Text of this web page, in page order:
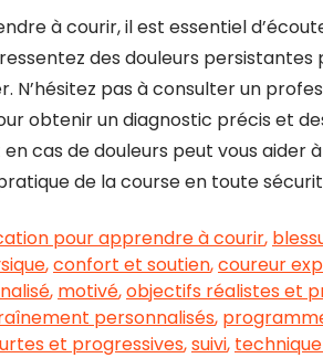
à courir, il est essentiel
des douleurs
pas à consulter un
obtenir un diagnostic précis et
cas de douleurs peut vous aider
de la course en toute
pour apprendre à courir,
,confort et soutien,coureur
, motivé,objectifs réalistes et
personnalisés,
et progressives,suivi,